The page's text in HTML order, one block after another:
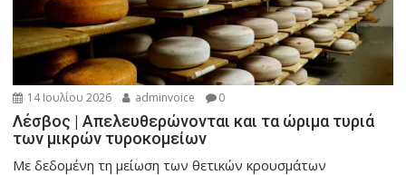
14 Ιουλίου 2026 adminvoice 0
Λέσβος | Απελευθερώνονται και τα ώριμα τυριά
των μικρών τυροκομείων
Με δεδομένη τη μείωση των θετικών κρουσμάτων